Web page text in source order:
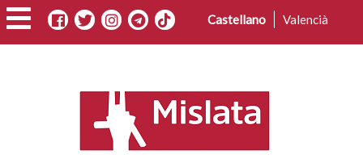
Pasar
al
contenido
Castellano Valencià